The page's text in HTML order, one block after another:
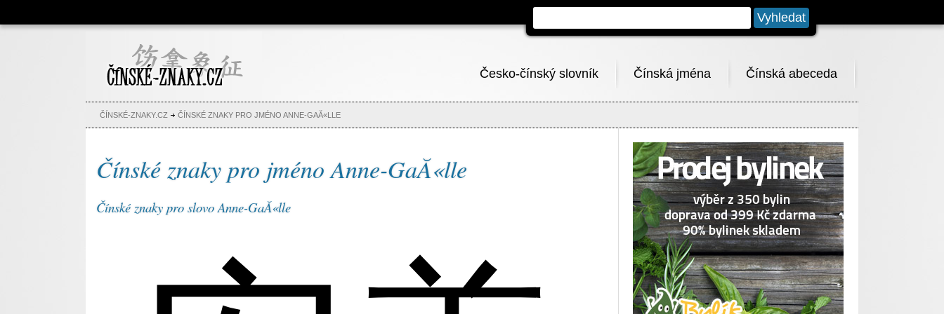
Čínské znaky, česko-čínský
slovník, abeceda, jména,
tetování
Česko-čínský slovník Čínská jména Čínská abeceda
ČÍNSKÉ-ZNAKY.CZ ČÍNSKÉ ZNAKY PRO JMÉNO ANNE-GAĂ«LLE
Čínské znaky pro jméno Anne-GaĂ«lle
Čínské znaky pro slovo Anne-GaĂ«lle